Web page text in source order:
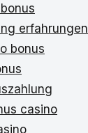
erfahrungen
bonus
casino